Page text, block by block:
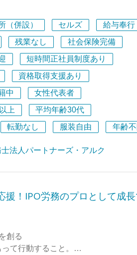
正対応——AIが雇用契約書や社会保
進む世界を目指しており、労務の専
コーポレート労務体制の強化を担っ
CODE」のドメインエキスパ
えています。
ロダクト改善のインプットになる。
の労務業務改善にスケールする。
るプロダクトづくりに創業期から関
。お蔭さまで年々顧問客が増え続け
ています。中小企業の応援団のよう
ています。一歩ずつ前進している事
れているのはもちろんのこと、なん
皆明るくて超前向き。仕事も家族も
かりとちゃっかりと両立しているの
これ考えることが私のモチベーショ
。あわせて赤ちゃん育児中の方など
ちでお待ちしております。
（併設） セルズ
給与奉行
残業なし
社会保険完備
短時間正社員制度あり
資格取得支援あり
中
女性代表者
上
平均年齢30代
転勤なし 服装自由 年齢
法人パートナーズ・アルク
！IPO労務のプロとして成長
創る
て行動すること。